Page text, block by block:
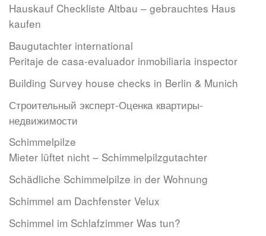
Hauskauf Checkliste Altbau – gebrauchtes Haus
kaufen
Baugutachter international
Peritaje de casa-evaluador inmobiliaria inspector
Building Survey house checks in Berlin & Munich
Строительный эксперт-Оценкa квартиры-
недвижимости
Schimmelpilze
Mieter lüftet nicht – Schimmelpilzgutachter
Schädliche Schimmelpilze in der Wohnung
Schimmel am Dachfenster Velux
Schimmel im Schlafzimmer Was tun?